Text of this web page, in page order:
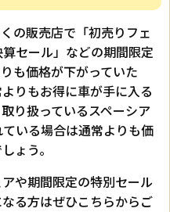
の販売店で「初売りフェ
セール」などの期間限定
も価格が下がっていた
りもお得に車が手に入る
り扱っているスペーシア
いる場合は通常よりも価
ょう。
や期間限定の特別セール
る方はぜひこちらからご